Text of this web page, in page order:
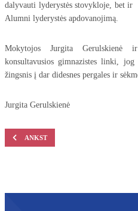
dalyvauti lyderystės stovykloje, bet
Alumni lyderystės apdovanojimą.
Mokytojos Jurgita Gerulskienė
konsultavusios gimnazistes linki,
žingsnis į dar didesnes pergales ir
Jurgita Gerulskienė
ANKSTESNIS STRAIPSNIS: PAMOKA-
ANKST